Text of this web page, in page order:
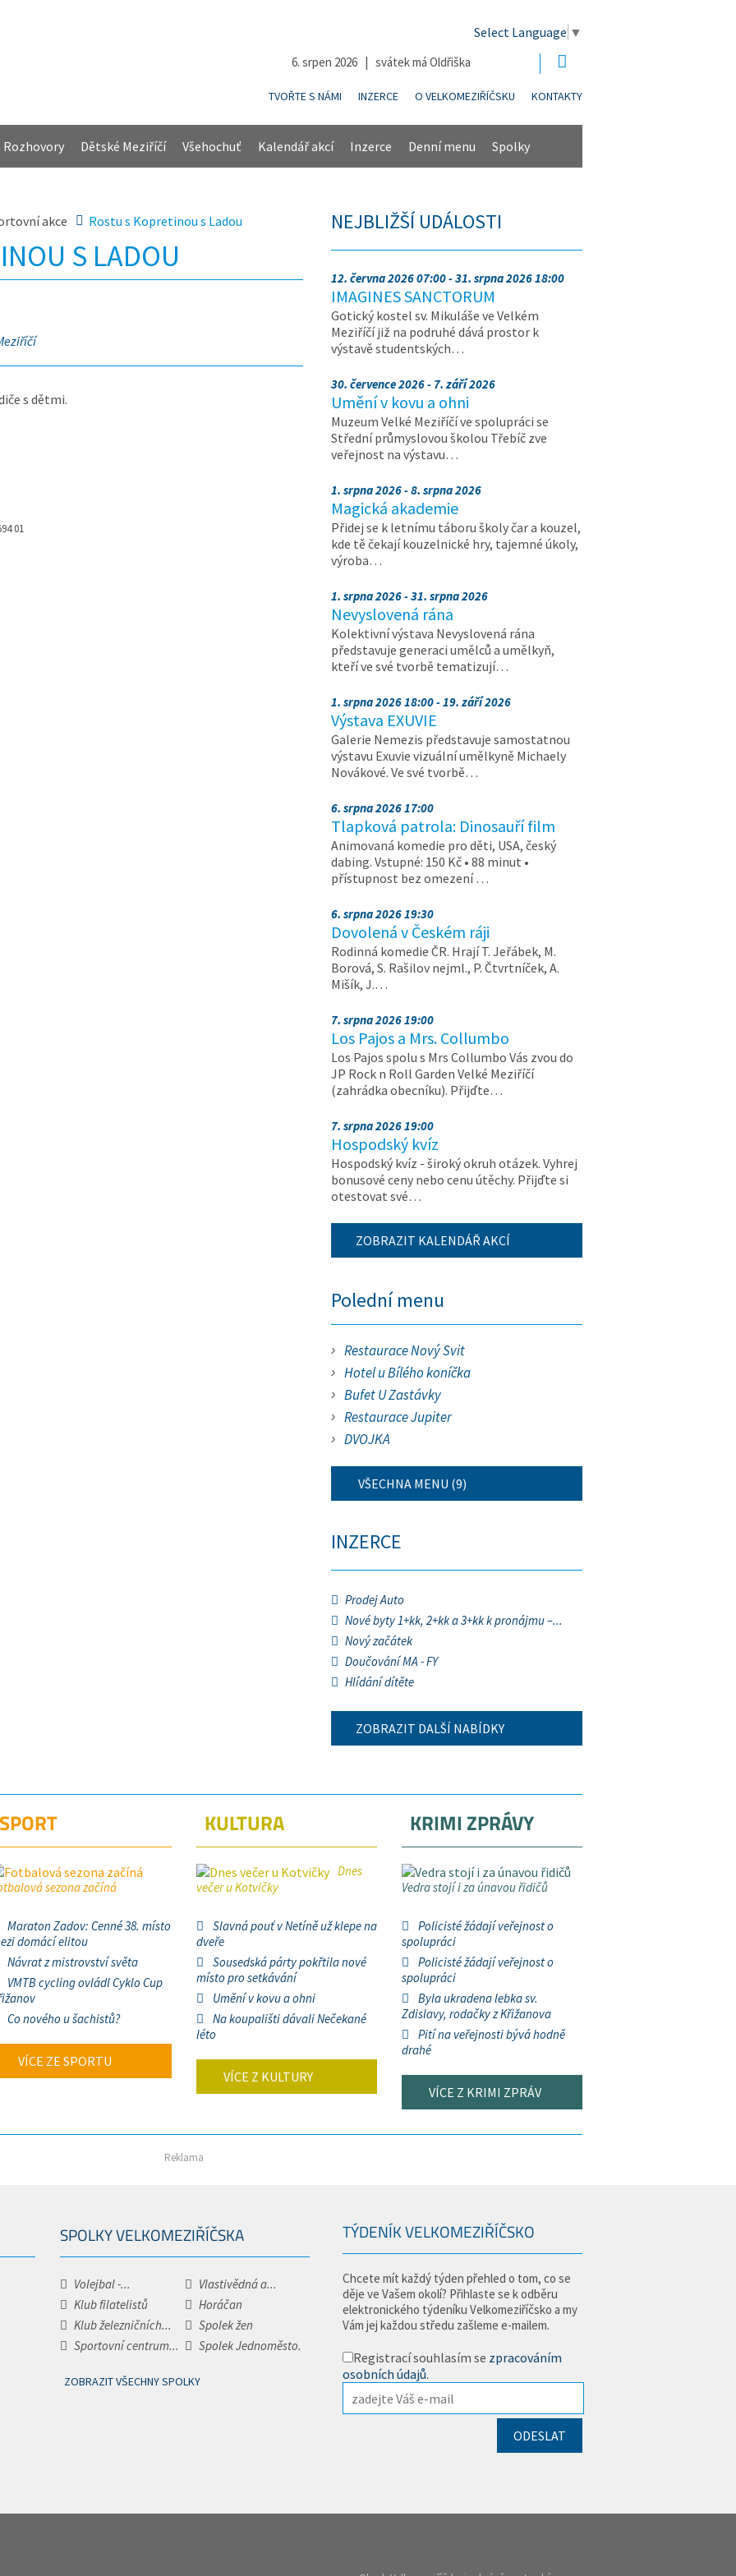
Select Language ▼
6. srpen 2026 | svátek má Oldřiška
TVOŘTE S NÁMI INZERCE O VELKOMEZIŘÍČSKU KONTAKTY
Rozhovory Dětské Meziříčí Všehochuť Kalendář akcí Inzerce Denní menu Spolky
akce Rostu s Kopretinou s Ladou
S LADOU
s dětmi.
01
NEJBLIŽŠÍ UDÁLOSTI
12. června 2026 07:00 - 31. srpna 2026 18:00
IMAGINES SANCTORUM
Gotický kostel sv. Mikuláše ve Velkém
Meziříčí již na podruhé dává prostor k
výstavě studentských…
30. července 2026 - 7. září 2026
Umění v kovu a ohni
Muzeum Velké Meziříčí ve spolupráci se
Střední průmyslovou školou Třebíč zve
veřejnost na výstavu…
1. srpna 2026 - 8. srpna 2026
Magická akademie
Přidej se k letnímu táboru školy čar a kouzel,
kde tě čekají kouzelnické hry, tajemné úkoly,
výroba…
1. srpna 2026 - 31. srpna 2026
Nevyslovená rána
Kolektivní výstava Nevyslovená rána
představuje generaci umělců a umělkyň,
kteří ve své tvorbě tematizují…
1. srpna 2026 18:00 - 19. září 2026
Výstava EXUVIE
Galerie Nemezis představuje samostatnou
výstavu Exuvie vizuální umělkyně Michaely
Novákové. Ve své tvorbě…
6. srpna 2026 17:00
Tlapková patrola: Dinosauří film
Animovaná komedie pro děti, USA, český
dabing. Vstupné: 150 Kč • 88 minut •
přístupnost bez omezení …
6. srpna 2026 19:30
Dovolená v Českém ráji
Rodinná komedie ČR. Hrají T. Jeřábek, M.
Borová, S. Rašilov nejml., P. Čtvrtníček, A.
Mišík, J.…
7. srpna 2026 19:00
Los Pajos a Mrs. Collumbo
Los Pajos spolu s Mrs Collumbo Vás zvou do
JP Rock n Roll Garden Velké Meziříčí
(zahrádka obecníku). Přijďte…
7. srpna 2026 19:00
Hospodský kvíz
Hospodský kvíz - široký okruh otázek. Vyhrej
bonusové ceny nebo cenu útěchy. Přijďte si
otestovat své…
ZOBRAZIT KALENDÁŘ AKCÍ
Polední menu
Restaurace Nový Svit
Hotel u Bílého koníčka
Bufet U Zastávky
Restaurace Jupiter
DVOJKA
VŠECHNA MENU (9)
INZERCE
Prodej Auto
Nové byty 1+kk, 2+kk a 3+kk k pronájmu –...
Nový začátek
Doučování MA - FY
Hlídání dítěte
ZOBRAZIT DALŠÍ NABÍDKY
SPORT
sezona začíná
Maraton Zadov: Cenné 38. místo
domácí elitou
Návrat z mistrovství světa
VMTB cycling ovládl Cyklo Cup
Co nového u šachistů?
VÍCE ZE SPORTU
KULTURA
Dnes
večer u Kotvičky
Slavná pouť v Netíně už klepe na
dveře
Sousedská párty pokřtila nové
místo pro setkávání
Umění v kovu a ohni
Na koupališti dávali Nečekané
léto
VÍCE Z KULTURY
KRIMI ZPRÁVY
Vedra stojí i za únavou řidičů
Policisté žádají veřejnost o
spolupráci
Policisté žádají veřejnost o
spolupráci
Byla ukradena lebka sv.
Zdislavy, rodačky z Křižanova
Pití na veřejnosti bývá hodně
drahé
VÍCE Z KRIMI ZPRÁV
Reklama
SPOLKY VELKOMEZIŘÍČSKA
Volejbal -...
Vlastivědná a...
Klub filatelistů
Horáčan
Klub železničních...
Spolek žen
Sportovní centrum...
Spolek Jednoměsto.
ZOBRAZIT VŠECHNY SPOLKY
TÝDENÍK VELKOMEZIŘÍČSKO
Chcete mít každý týden přehled o tom, co se
děje ve Vašem okolí? Přihlaste se k odběru
elektronického týdeníku Velkomeziříčsko a my
Vám jej každou středu zašleme e-mailem.
Registrací souhlasím se zpracováním
osobních údajů.